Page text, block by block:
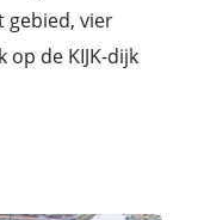
gebied, vier
de KIJK-dijk